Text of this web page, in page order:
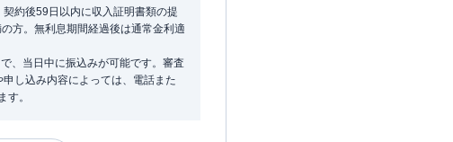
約後59日以内に収入証明書類の提
方。無利息期間経過後は通常金利適
、当日中に振込みが可能です。審査
し込み内容によっては、電話また
。